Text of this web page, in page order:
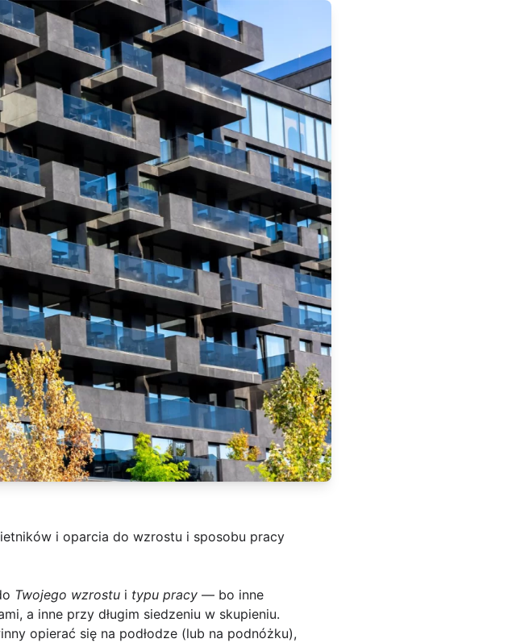
i oparcia do wzrostu i sposobu pracy
Twojego wzrostu i typu pracy — bo inne
a inne przy długim siedzeniu w skupieniu.
opierać się na podłodze (lub na podnóżku),